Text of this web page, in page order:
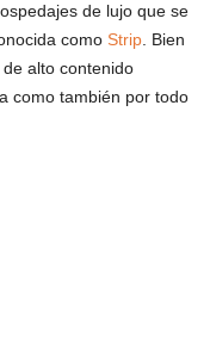
de lujo que se
como Strip. Bien
alto contenido
como también por todo